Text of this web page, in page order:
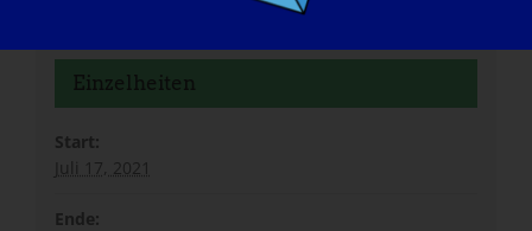
Einzelheiten
Start:
Juli 17, 2021
Ende: